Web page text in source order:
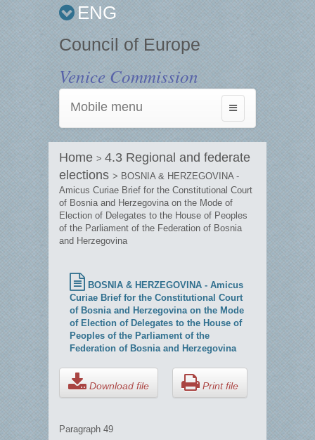
ENG
Council of Europe
Venice Commission
Toggle
navigation
Mobile menu
Home > 4.3 Regional and federate
elections > BOSNIA & HERZEGOVINA -
Amicus Curiae Brief for the Constitutional Court
of Bosnia and Herzegovina on the Mode of
Election of Delegates to the House of Peoples
of the Parliament of the Federation of Bosnia
and Herzegovina
BOSNIA & HERZEGOVINA - Amicus
Curiae Brief for the Constitutional Court
of Bosnia and Herzegovina on the Mode
of Election of Delegates to the House of
Peoples of the Parliament of the
Federation of Bosnia and Herzegovina
Download file Print file
Paragraph 49